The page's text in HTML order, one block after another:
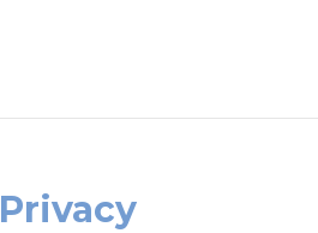
Privacy